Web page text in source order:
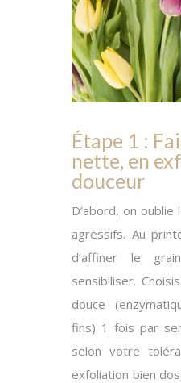
Étape 1 :
nette, en
douceur
D’abord, on oublie
agressifs. Au
d’affiner le
sensibiliser.
douce
fins) 1 fois par
selon votre
exfoliation bien